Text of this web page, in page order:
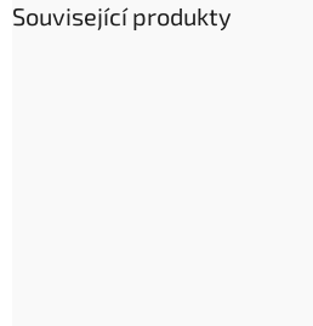
Související produkty